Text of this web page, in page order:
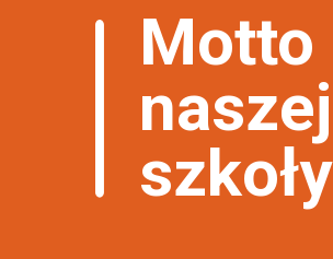
Motto
naszej
szkoły